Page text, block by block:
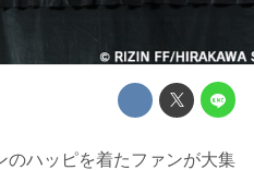
のハッピを着たファンが大集